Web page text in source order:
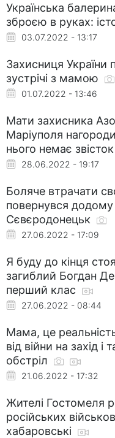
Українська
зброєю в руках:
03.07.2022 - 13:17
Захисниця України
зустрічі з мамою
01.07.2022 - 13:46
Мати захисника
Маріуполя
нього немає звісток
28.06.2022 - 19:17
Боляче втрачати
повернувся додому
Сєвєродонецьк
27.06.2022 - 17:09
Я буду до кінця
загиблий Богдан
перший клас
27.06.2022 - 08:44
Мама, це
від війни на захід
обстріл
21.06.2022 - 17:32
Жителі Гостомеля
російських
хабаровські